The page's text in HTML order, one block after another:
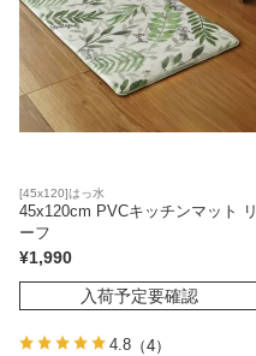
[45x120]はっ水
45x120cm PVCキッチンマット リ
ーフ
¥1,990
入荷予定要確認
4.8 （4）